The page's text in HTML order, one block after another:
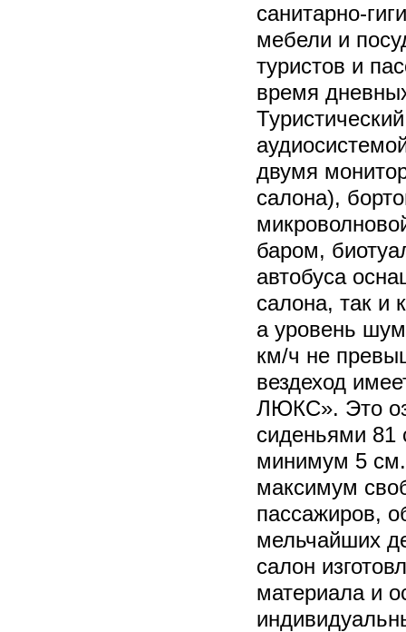
санитарно-
мебели и
туристов и
время
двумя
салона),
баром,
автобуса
салона, так и
а уровень
км/ч не
вездеход
ЛЮКС». Это
сиденьями 81
минимум 5 см.
максимум
пассажиров,
мельчайших
салон
материала и